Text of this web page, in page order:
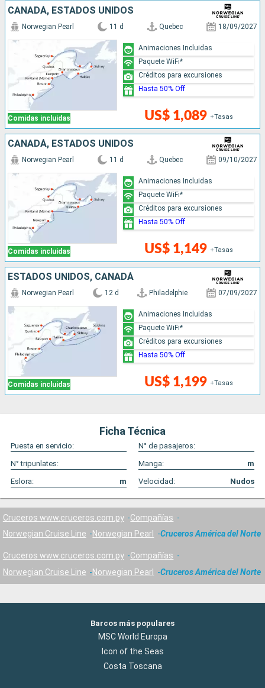
CANADÁ, ESTADOS UNIDOS
Comidas incluidas
Norwegian Pearl 11 d Quebec 18/09/2027
US$ 1,089 +Tasas
Animaciones Incluidas
Paquete WiFi*
Créditos para excursiones
Hasta 50% Off
CANADÁ, ESTADOS UNIDOS
Comidas incluidas
Norwegian Pearl 11 d Quebec 09/10/2027
US$ 1,149 +Tasas
Animaciones Incluidas
Paquete WiFi*
Créditos para excursiones
Hasta 50% Off
ESTADOS UNIDOS, CANADÁ
Comidas incluidas
Norwegian Pearl 12 d Philadelphie 07/09/2027
US$ 1,199 +Tasas
Animaciones Incluidas
Paquete WiFi*
Créditos para excursiones
Hasta 50% Off
Ficha Técnica
Puesta en servicio:
N° de pasajeros:
N° tripunlates:
Manga:
m
Eslora:
m Velocidad: Nudos
Cruceros www.cruceros.com.py
Compañías
Norwegian Cruise Line
Norwegian Pearl Cruceros América del Norte
Cruceros www.cruceros.com.py
Compañías
Norwegian Cruise Line
Norwegian Pearl Cruceros América del Norte
Barcos más populares
MSC World Europa
Icon of the Seas
Costa Toscana